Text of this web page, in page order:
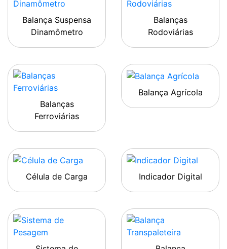
Balança Suspensa
Dinamômetro
Balanças
Rodoviárias
Balanças
Ferroviárias
Balança Agrícola
Célula de Carga Indicador Digital